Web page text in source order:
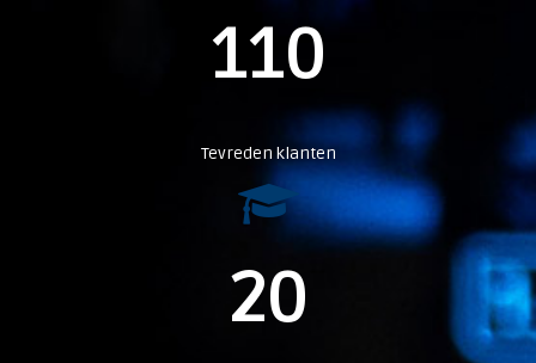
110
Tevreden klanten
20